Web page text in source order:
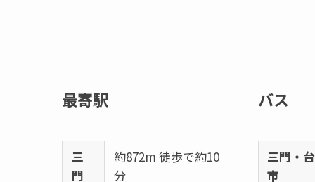
最寄駅
三
門
約872m 徒歩で約10
分
バス
三門・台
市